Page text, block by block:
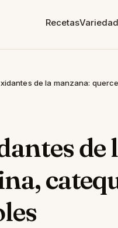
Recetas
de la manzana:
de